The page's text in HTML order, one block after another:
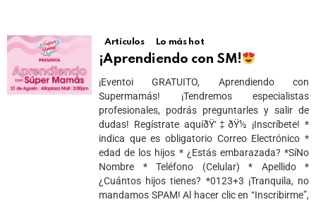
Artículos Lo más hot
¡Aprendiendo con SM!
¡Eventoi GRATUITO, Aprendiendo con
Supermamás! ¡Tendremos especialistas
profesionales, podrás preguntarles y salir de
dudas! Regístrate aquíðŸ‘‡ðŸ½ ¡Inscríbete! *
indica que es obligatorio Correo Electrónico *
edad de los hijos * ¿Estás embarazada? *SíNo
Nombre * Teléfono (Celular) * Apellido *
¿Cuántos hijos tienes? *0123+3 ¡Tranquila, no
mandamos SPAM! Al hacer clic en “Inscribirme”,